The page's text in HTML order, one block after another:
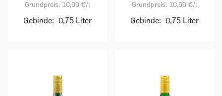
Grundpreis: 10,00 €/l
Gebinde: 0,75 Liter
Grundpreis: 10,00 €/l
Gebinde: 0,75 Liter